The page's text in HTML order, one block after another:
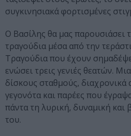
συγκινησιακά φορτισμένες
Ο Βασίλης θα μας παρουσιάσει
τραγούδια μέσα από την
Τραγούδια που έχουν
ενώσει τρεις γενιές θεατών.
δίσκους σταθμούς, διαχρονικά
γεγονότα και παρέες που
πάντα τη λυρική, δυναμική και
του.